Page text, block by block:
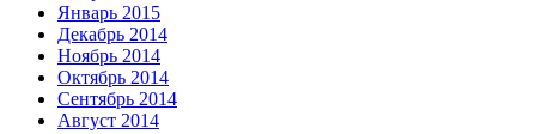
Январь 2015
Декабрь 2014
Ноябрь 2014
Октябрь 2014
Сентябрь 2014
Август 2014